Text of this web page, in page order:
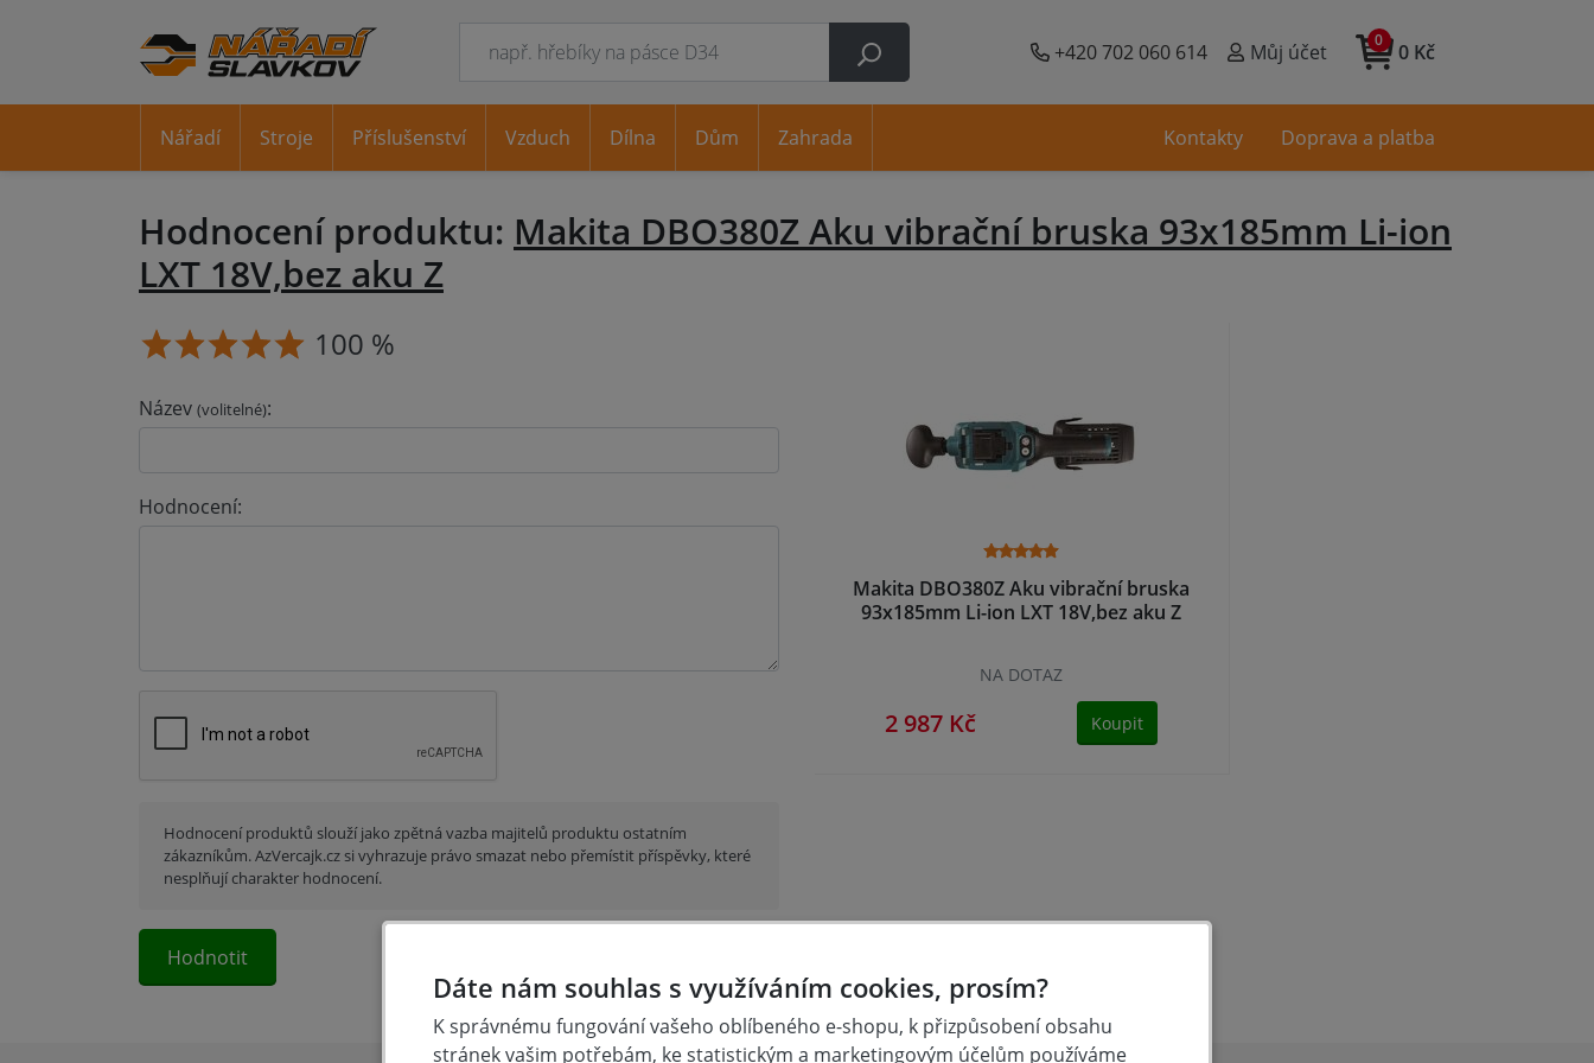
+420 702 060 614 Můj účet 0 Kč
0
Hodnocení produktu: Makita DBO380Z Aku vibrační bruska 93x185mm Li-ion
LXT 18V,bez aku Z
100 %
Název (volitelné):
Hodnocení:
Hodnocení produktů slouží jako zpětná vazba majitelů produktu ostatním
zákazníkům. AzVercajk.cz si vyhrazuje právo smazat nebo přemístit příspěvky, které
nesplňují charakter hodnocení.
Makita DBO380Z Aku vibrační bruska
93x185mm Li-ion LXT 18V,bez aku Z
NA DOTAZ
2 987 Kč Koupit
Nářadí Stroje Příslušenství Vzduch Dílna Dům Zahrada Kontakty Doprava a platba
Dáte nám souhlas s využíváním cookies, prosím?
K správnému fungování vašeho oblíbeného e-shopu, k přizpůsobení obsahu
stránek vašim potřebám, ke statistickým a marketingovým účelům používáme